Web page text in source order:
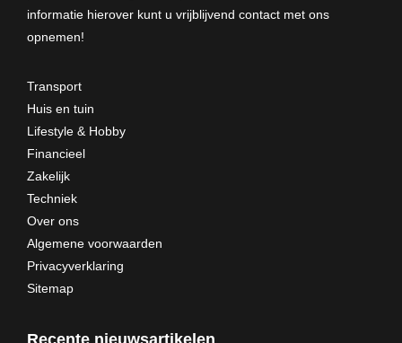
informatie hierover kunt u vrijblijvend contact met ons
opnemen!
Transport
Huis en tuin
Lifestyle & Hobby
Financieel
Zakelijk
Techniek
Over ons
Algemene voorwaarden
Privacyverklaring
Sitemap
Recente nieuwsartikelen